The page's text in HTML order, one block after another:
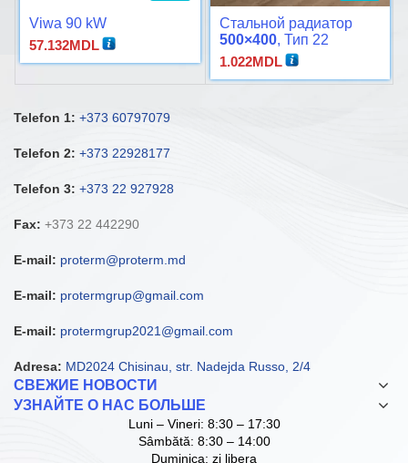
Viwa 90 kW
57.132MDL
Стальной радиатор
500×400, Тип 22
1.022MDL
Telefon 1: +373 60797079
Telefon 2: +373 22928177
Telefon 3: +373 22 927928
Fax: +373 22 442290
E-mail: proterm@proterm.md
E-mail: protermgrup@gmail.com
E-mail: protermgrup2021@gmail.com
Adresa: MD2024 Chisinau, str. Nadejda Russo, 2/4
СВЕЖИЕ НОВОСТИ
УЗНАЙТЕ О НАС БОЛЬШЕ
Luni – Vineri: 8:30 – 17:30
Sâmbătă: 8:30 – 14:00
Duminica: zi libera